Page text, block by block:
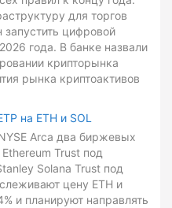
для торгов
цифровой
года. В банке назвали
крипторынка
рынка криптоактивов
на ETH и SOL
Arca два биржевых
Trust под
Solana Trust под
цену ETH и
и планируют направлять